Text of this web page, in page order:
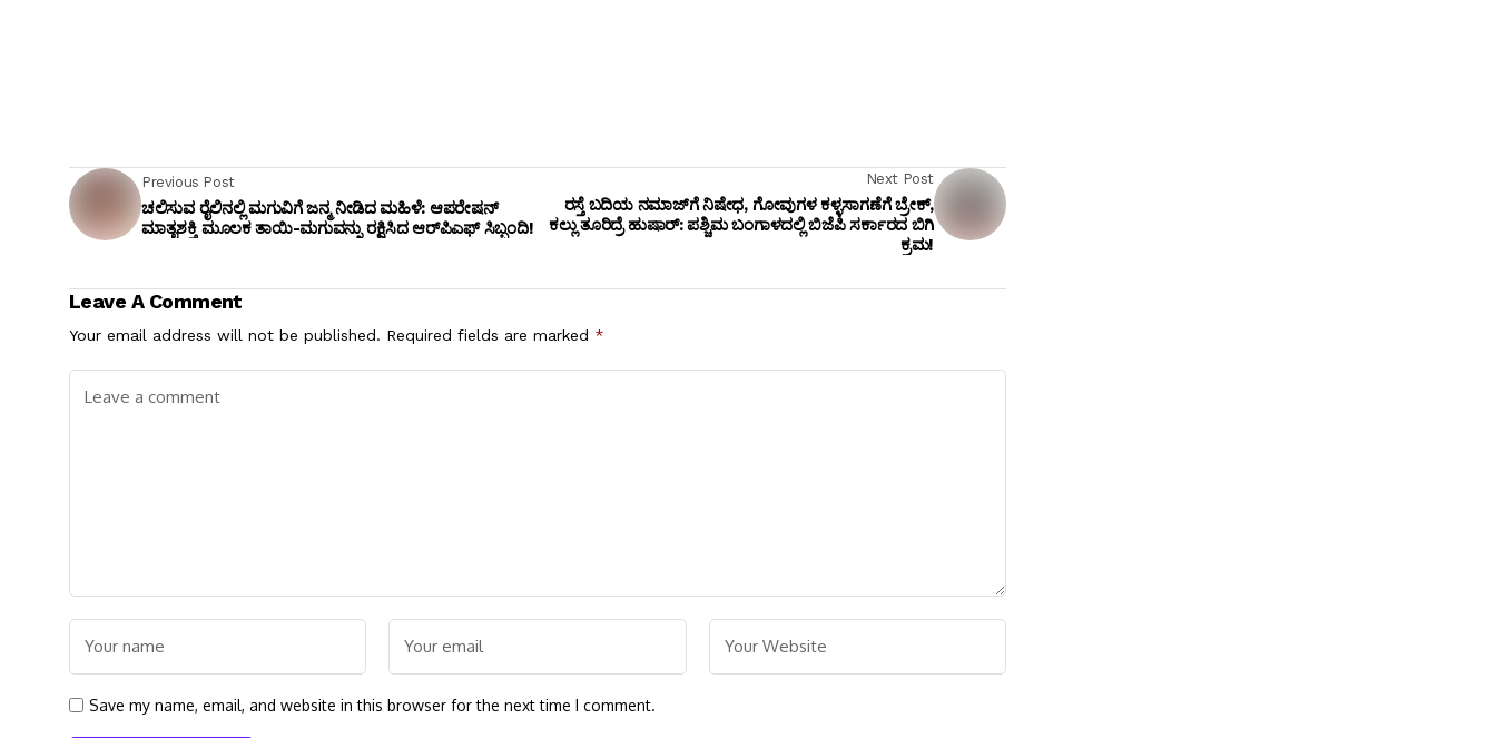
Previous Post
ಚಲಿಸುವ ರೈಲಿನಲ್ಲಿ ಮಗುವಿಗೆ ಜನ್ಮ ನೀಡಿದ ಮಹಿಳೆ: ಆಪರೇಷನ್
ಮಾತೃಶಕ್ತಿ ಮೂಲಕ ತಾಯಿ-ಮಗುವನ್ನು ರಕ್ಷಿಸಿದ ಆರ್‌ಪಿಎಫ್ ಸಿಬ್ಬಂದಿ!
Next Post
ರಸ್ತೆ ಬದಿಯ ನಮಾಜ್‌ಗೆ ನಿಷೇಧ, ಗೋವುಗಳ ಕಳ್ಳಸಾಗಣೆಗೆ ಬ್ರೇಕ್,
ಕಲ್ಲು ತೂರಿದ್ರೆ ಹುಷಾರ್: ಪಶ್ಚಿಮ ಬಂಗಾಳದಲ್ಲಿ ಬಿಜೆಪಿ ಸರ್ಕಾರದ ಬಿಗಿ
ಕ್ರಮ!
Leave A Comment
Your email address will not be published. Required fields are marked *
Save my name, email, and website in this browser for the next time I comment.